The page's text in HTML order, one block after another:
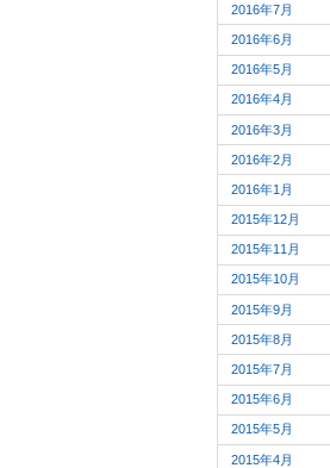
2016年7月
2016年6月
2016年5月
2016年4月
2016年3月
2016年2月
2016年1月
2015年12月
2015年11月
2015年10月
2015年9月
2015年8月
2015年7月
2015年6月
2015年5月
2015年4月